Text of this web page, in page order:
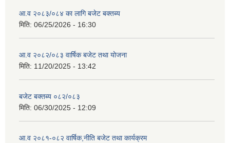
आ.व २०८३/०८४ का लागि बजेट बक्तब्य
मिति: 06/25/2026 - 16:30
आ.व २०८२/०८३ वार्षिक बजेट तथा योजना
मिति: 11/20/2025 - 13:42
बजेट बक्तब्य ०८२/०८३
मिति: 06/30/2025 - 12:09
आ.व २०८१-०८२ वार्षिक,नीति बजेट तथा कार्यक्रम